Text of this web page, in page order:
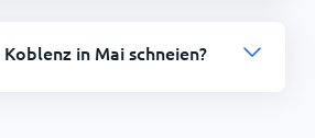
Koblenz in Mai schneien?